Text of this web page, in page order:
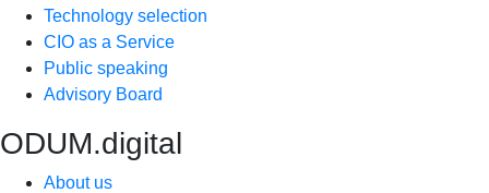
Technology selection
CIO as a Service
Public speaking
Advisory Board
ODUM.digital
About us